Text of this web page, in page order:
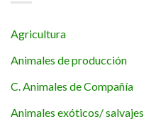
Agricultura
Animales de producción
C. Animales de Compañía
Animales exóticos/ salvajes